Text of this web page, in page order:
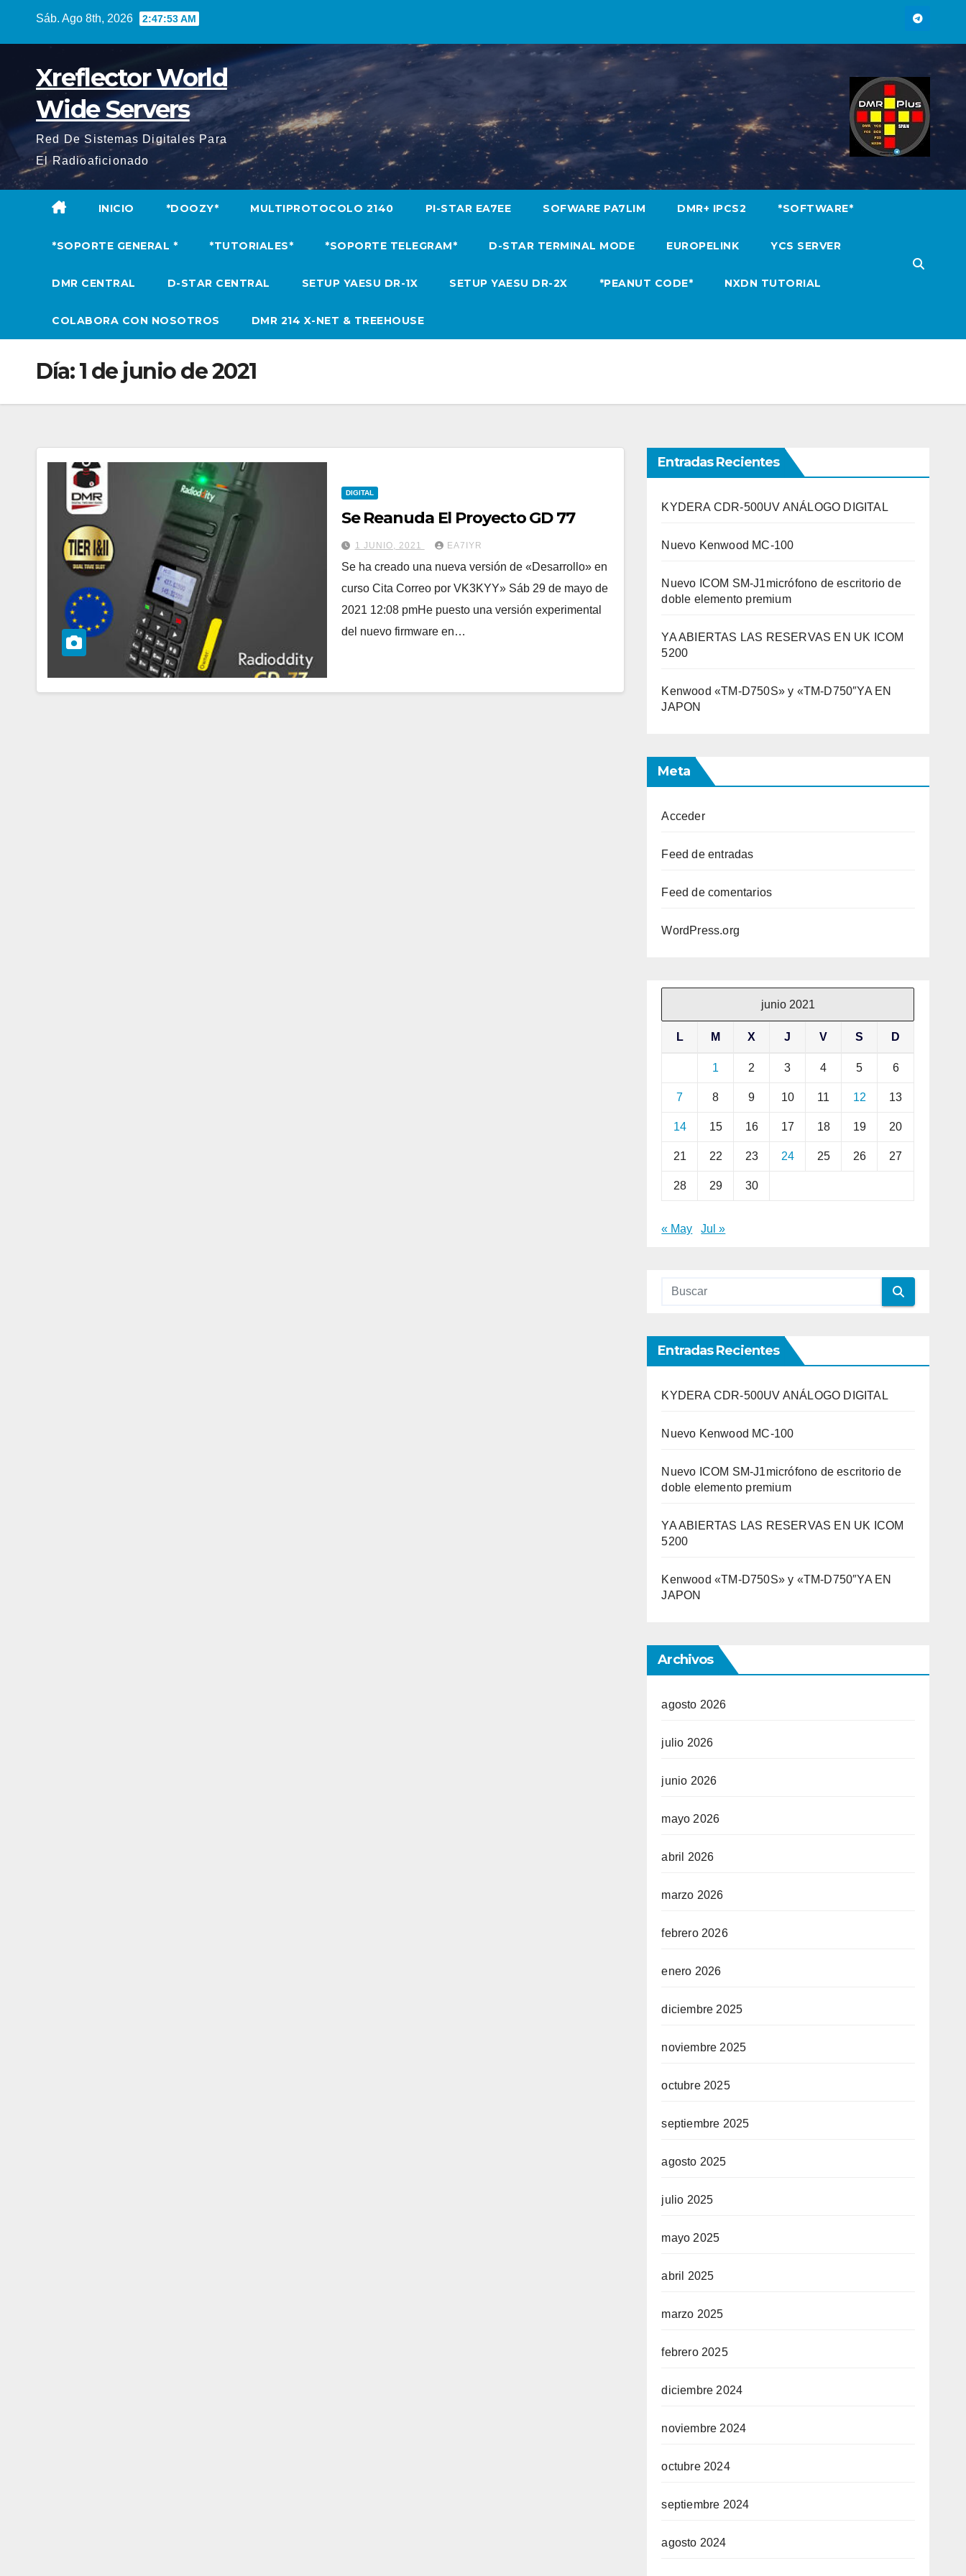
Sáb. Ago 8th, 2026 2:47:54 AM
Xreflector World
Wide Servers
Red De Sistemas Digitales Para
El Radioaficionado
INICIO *DOOZY* MULTIPROTOCOLO 2140 PI-STAR EA7EE SOFWARE PA7LIM DMR+ IPCS2 *SOFTWARE*
*SOPORTE GENERAL * *TUTORIALES* *SOPORTE TELEGRAM* D-STAR TERMINAL MODE EUROPELINK YCS SERVER
DMR CENTRAL D-STAR CENTRAL SETUP YAESU DR-1X SETUP YAESU DR-2X *PEANUT CODE* NXDN TUTORIAL
COLABORA CON NOSOTROS DMR 214 X-NET & TREEHOUSE
Día:1 de junio de 2021
DIGITAL
Se Reanuda El Proyecto GD 77
1 JUNIO, 2021 EA7IYR
Se ha creado una nueva versión de «Desarrollo» en
curso Cita Correo por VK3KYY» Sáb 29 de mayo de
2021 12:08 pmHe puesto una versión experimental
del nuevo firmware en…
Entradas Recientes
KYDERA CDR-500UV ANÁLOGO DIGITAL
Nuevo Kenwood MC-100
Nuevo ICOM SM-J1micrófono de escritorio de
doble elemento premium
YA ABIERTAS LAS RESERVAS EN UK ICOM
5200
Kenwood «TM-D750S» y «TM-D750″YA EN
JAPON
Meta
Acceder
Feed de entradas
Feed de comentarios
WordPress.org
junio 2021
L M X J V S D
1 2 3 4 5 6
7 8 9 10 11 12 13
14 15 16 17 18 19 20
21 22 23 24 25 26 27
28 29 30
« May Jul »
Entradas Recientes
KYDERA CDR-500UV ANÁLOGO DIGITAL
Nuevo Kenwood MC-100
Nuevo ICOM SM-J1micrófono de escritorio de
doble elemento premium
YA ABIERTAS LAS RESERVAS EN UK ICOM
5200
Kenwood «TM-D750S» y «TM-D750″YA EN
JAPON
Archivos
agosto 2026
julio 2026
junio 2026
mayo 2026
abril 2026
marzo 2026
febrero 2026
enero 2026
diciembre 2025
noviembre 2025
octubre 2025
septiembre 2025
agosto 2025
julio 2025
mayo 2025
abril 2025
marzo 2025
febrero 2025
diciembre 2024
noviembre 2024
octubre 2024
septiembre 2024
agosto 2024